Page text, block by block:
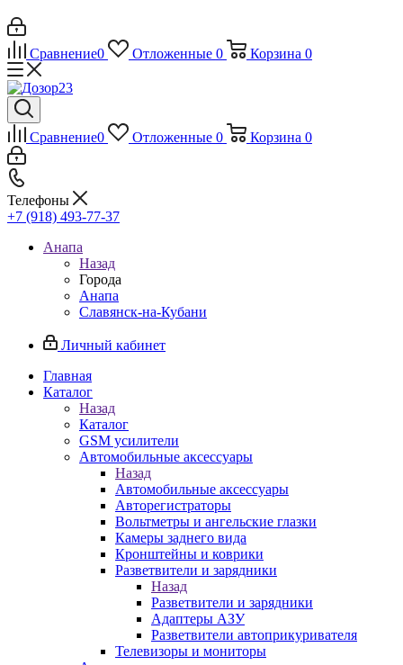
Сравнение0 Отложенные 0 Корзина 0
Сравнение0 Отложенные 0 Корзина 0
Телефоны
+7 (918) 493-77-37
Анапа
Назад
Города
Анапа
Славянск-на-Кубани
Личный кабинет
Главная
Каталог
Назад
Каталог
GSM усилители
Автомобильные аксессуары
Назад
Автомобильные аксессуары
Авторегистраторы
Вольтметры и ангельские глазки
Камеры заднего вида
Кронштейны и коврики
Разветвители и зарядники
Назад
Разветвители и зарядники
Адаптеры АЗУ
Разветвители автоприкуривателя
Телевизоры и мониторы